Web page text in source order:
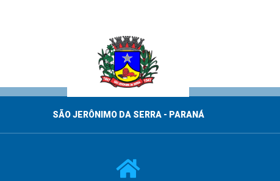
SÃO JERÔNIMO DA SERRA - PARANÁ